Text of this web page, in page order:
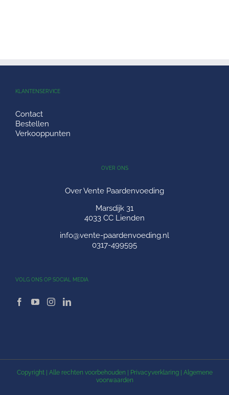
KLANTENSERVICE
Contact
Bestellen
Verkooppunten
OVER ONS
Over Vente Paardenvoeding
Marsdijk 31
4033 CC Lienden
info@vente-paardenvoeding.nl
0317-499595
VOLG ONS OP SOCIAL MEDIA
Copyright | Alle rechten voorbehouden | Privacyverklaring| Algemene
voorwaarden